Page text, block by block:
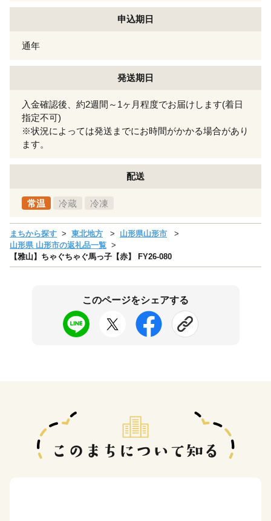
申込期日
通年
発送期日
入金確認後、約2週間～1ヶ月程度でお届けします(着日
指定不可)
※状況によっては発送までにお時間がかかる場合があり
ます。
配送
常温 冷蔵 冷凍
まちから探す 東北地方
山形県山形市
山形県 山形市の返礼品一覧
【雅山】ちゃぐちゃぐ馬っ子【赤】 FY26-080
このページをシェアする